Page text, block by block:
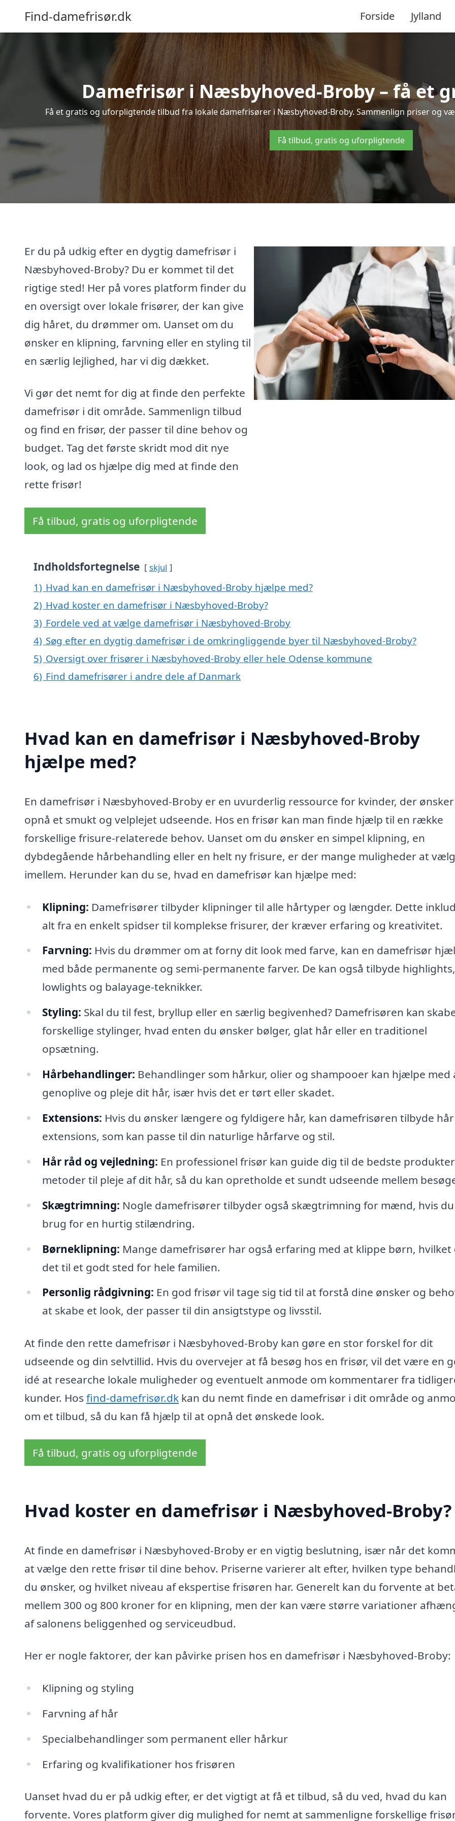
Find-damefrisør.dk Forside Jylland
Damefrisør i Næsbyhoved-Broby – få et
Få et gratis og uforpligtende tilbud fra lokale damefrisører i Næsbyhoved-Broby. Sammenlign priser og
Få tilbud, gratis og uforpligtende
Er du på udkig efter en dygtig damefrisør i
Næsbyhoved-Broby? Du er kommet til det
rigtige sted! Her på vores platform finder du
en oversigt over lokale frisører, der kan give
dig håret, du drømmer om. Uanset om du
ønsker en klipning, farvning eller en styling til
en særlig lejlighed, har vi dig dækket.
Vi gør det nemt for dig at finde den perfekte
damefrisør i dit område. Sammenlign tilbud
og find en frisør, der passer til dine behov og
budget. Tag det første skridt mod dit nye
look, og lad os hjælpe dig med at finde den
rette frisør!
Få tilbud, gratis og uforpligtende
Indholdsfortegnelse skjul
1) Hvad kan en damefrisør i Næsbyhoved-Broby hjælpe med?
2) Hvad koster en damefrisør i Næsbyhoved-Broby?
3) Fordele ved at vælge damefrisør i Næsbyhoved-Broby
4) Søg efter en dygtig damefrisør i de omkringliggende byer til Næsbyhoved-Broby?
5) Oversigt over frisører i Næsbyhoved-Broby eller hele Odense kommune
6) Find damefrisører i andre dele af Danmark
Hvad kan en damefrisør i Næsbyhoved-Broby
hjælpe med?
En damefrisør i Næsbyhoved-Broby er en uvurderlig ressource for kvinder, der
opnå et smukt og velplejet udseende. Hos en frisør kan man finde hjælp til en række
forskellige frisure-relaterede behov. Uanset om du ønsker en simpel klipning, en
dybdegående hårbehandling eller en helt ny frisure, er der mange muligheder at
imellem. Herunder kan du se, hvad en damefrisør kan hjælpe med:
Klipning: Damefrisører tilbyder klipninger til alle hårtyper og længder. Dette
alt fra en enkelt spidser til komplekse frisurer, der kræver erfaring og kreativitet.
Farvning: Hvis du drømmer om at forny dit look med farve, kan en damefrisør
med både permanente og semi-permanente farver. De kan også tilbyde highlights,
lowlights og balayage-teknikker.
Styling: Skal du til fest, bryllup eller en særlig begivenhed? Damefrisøren kan
forskellige stylinger, hvad enten du ønsker bølger, glat hår eller en traditionel
opsætning.
Hårbehandlinger: Behandlinger som hårkur, olier og shampooer kan hjælpe med
genoplive og pleje dit hår, især hvis det er tørt eller skadet.
Extensions: Hvis du ønsker længere og fyldigere hår, kan damefrisøren tilbyde hår
extensions, som kan passe til din naturlige hårfarve og stil.
Hår råd og vejledning: En professionel frisør kan guide dig til de bedste
metoder til pleje af dit hår, så du kan opretholde et sundt udseende mellem
Skægtrimning: Nogle damefrisører tilbyder også skægtrimning for mænd, hvis
brug for en hurtig stilændring.
Børneklipning: Mange damefrisører har også erfaring med at klippe børn, hvilket
det til et godt sted for hele familien.
Personlig rådgivning: En god frisør vil tage sig tid til at forstå dine ønsker og
at skabe et look, der passer til din ansigtstype og livsstil.
At finde den rette damefrisør i Næsbyhoved-Broby kan gøre en stor forskel for dit
udseende og din selvtillid. Hvis du overvejer at få besøg hos en frisør, vil det være en
idé at researche lokale muligheder og eventuelt anmode om kommentarer fra
kunder. Hos find-damefrisør.dk kan du nemt finde en damefrisør i dit område og
om et tilbud, så du kan få hjælp til at opnå det ønskede look.
Få tilbud, gratis og uforpligtende
Hvad koster en damefrisør i Næsbyhoved-Broby?
At finde en damefrisør i Næsbyhoved-Broby er en vigtig beslutning, især når det
at vælge den rette frisør til dine behov. Priserne varierer alt efter, hvilken type
du ønsker, og hvilket niveau af ekspertise frisøren har. Generelt kan du forvente at
mellem 300 og 800 kroner for en klipning, men der kan være større variationer
af salonens beliggenhed og serviceudbud.
Her er nogle faktorer, der kan påvirke prisen hos en damefrisør i Næsbyhoved-Broby:
Klipning og styling
Farvning af hår
Specialbehandlinger som permanent eller hårkur
Erfaring og kvalifikationer hos frisøren
Uanset hvad du er på udkig efter, er det vigtigt at få et tilbud, så du ved, hvad du kan
forvente. Vores platform giver dig mulighed for nemt at sammenligne forskellige